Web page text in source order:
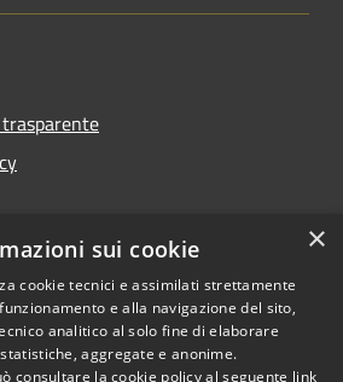
Copyright © 2026 • Città di
×
sui cookie
cookie tecnici e assimilati strettamente
e alla navigazione del sito,
analitico al solo fine di elaborare
aggregate e anonime.
consultare la cookie policy al seguente link